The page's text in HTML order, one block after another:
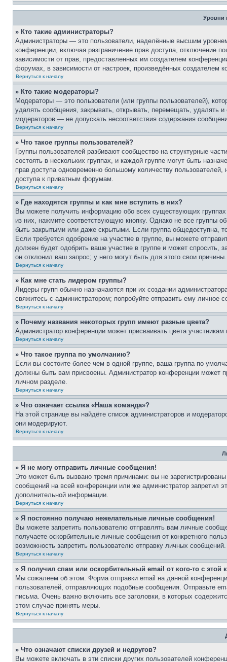
Уровни
» Кто такие администраторы?
Администраторы — это пользователи, наделённые высшим
конференции, включая разграничение прав доступа, отключение
зависимости от прав, предоставленных им создателем
форумах, в зависимости от настроек, произведённых создателем
Вернуться к началу
» Кто такие модераторы?
Модераторы — это пользователи (или группы пользователей),
удалять сообщения, закрывать, открывать, перемещать, удалять
модераторов — не допускать несоответствия содержания
Вернуться к началу
» Что такое группы пользователей?
Группы пользователей разбивают сообщество на структурные
состоять в нескольких группах, и каждой группе могут быть
прав доступа одновременно большому количеству
доступа к приватным форумам.
Вернуться к началу
» Где находятся группы и как мне вступить в них?
Вы можете получить информацию обо всех существующих
из них, нажмите соответствующую кнопку. Однако не все группы
быть закрытыми или даже скрытыми. Если группа общедоступна,
Если требуется одобрение на участие в группе, вы можете
должен будет одобрить ваше участие в группе и может спросить,
он отклонил ваш запрос; у него могут быть для этого свои причины.
Вернуться к началу
» Как мне стать лидером группы?
Лидеры групп обычно назначаются при их создании
свяжитесь с администратором; попробуйте отправить ему личное
Вернуться к началу
» Почему названия некоторых групп имеют разные цвета?
Администратор конференции может присваивать цвета
Вернуться к началу
» Что такое группа по умолчанию?
Если вы состоите более чем в одной группе, ваша группа по
должны быть вам присвоены. Администратор конференции может
личном разделе.
Вернуться к началу
» Что означает ссылка «Наша команда»?
На этой странице вы найдёте список администраторов и
они модерируют.
Вернуться к началу
» Я не могу отправить личные сообщения!
Это может быть вызвано тремя причинами: вы не
сообщений на всей конференции или же администратор запретил
дополнительной информации.
Вернуться к началу
» Я постоянно получаю нежелательные личные сообщения!
Вы можете запретить пользователю отправлять вам личные
получаете оскорбительные личные сообщения от конкретного
возможность запретить пользователю отправку личных сообщений.
Вернуться к началу
» Я получил спам или оскорбительный email от кого-то с этой
Мы сожалеем об этом. Форма отправки email на данной
пользователей, отправляющих подобные сообщения. Отправьте
письма. Очень важно включить все заголовки, в которых
этом случае принять меры.
Вернуться к началу
» Что означают списки друзей и недругов?
Вы можете включать в эти списки других пользователей